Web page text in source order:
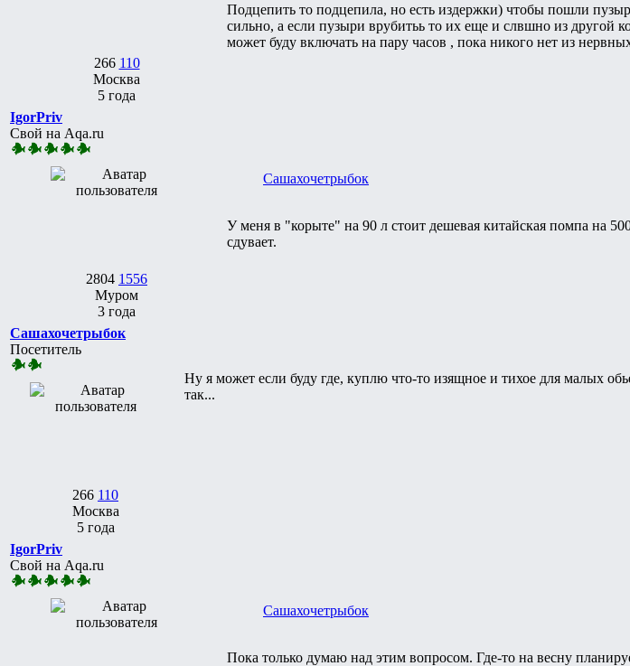
266 110
Москва
5 года
Подцепить то подцепила, но есть издержки) чтобы пошли
сильно, а если пузыри врубитьь то их еще и слвшно из другой
может буду включать на пару часов , пока никого нет из
IgorPriv
Свой на Aqa.ru
2804 1556
Муром
3 года
Сашахочетрыбок
У меня в "корыте" на 90 л стоит дешевая китайская помпа на
сдувает.
Сашахочетрыбок
Посетитель
266 110
Москва
5 года
Ну я может если буду где, куплю что-то изящное и тихое для малых
так...
IgorPriv
Свой на Aqa.ru
Сашахочетрыбок
Пока только думаю над этим вопросом. Где-то на весну